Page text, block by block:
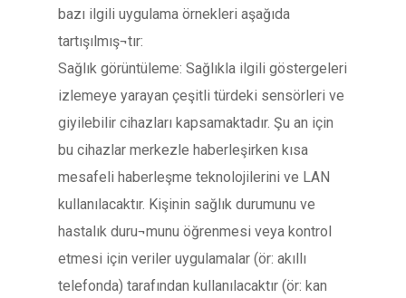
bazı ilgili uygulama örnekleri aşağıda
tartışılmış¬tır:
Sağlık görüntüleme: Sağlıkla ilgili göstergeleri
izlemeye yarayan çeşitli türdeki sensörleri ve
giyilebilir cihazları kapsamaktadır. Şu an için
bu cihazlar merkezle haberleşirken kısa
mesafeli haberleşme teknolojilerini ve LAN
kullanılacaktır. Kişinin sağlık durumunu ve
hastalık duru¬munu öğrenmesi veya kontrol
etmesi için veriler uygulamalar (ör: akıllı
telefonda) tarafından kullanılacaktır (ör: kan